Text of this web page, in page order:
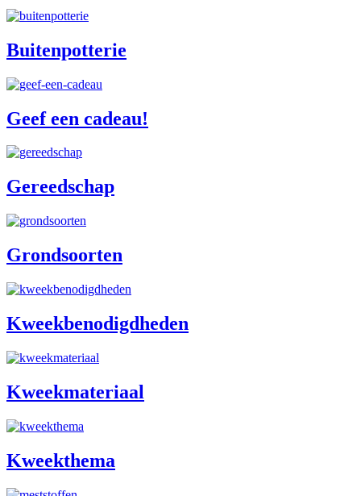
Buitenpotterie
Geef een cadeau!
Gereedschap
Grondsoorten
Kweekbenodigdheden
Kweekmateriaal
Kweekthema